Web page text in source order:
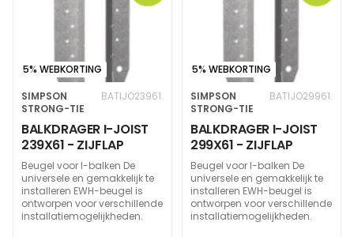
5% WEBKORTING
SIMPSON
STRONG-TIE
BATIJO23961.
BALKDRAGER I-JOIST
239X61 - ZIJFLAP
Beugel voor I-balken De
universele en gemakkelijk te
installeren EWH-beugel is
ontworpen voor verschillende
installatiemogelijkheden.
5% WEBKORTING
SIMPSON
STRONG-TIE
BATIJO29961.
BALKDRAGER I-JOIST
299X61 - ZIJFLAP
Beugel voor I-balken De
universele en gemakkelijk te
installeren EWH-beugel is
ontworpen voor verschillende
installatiemogelijkheden.